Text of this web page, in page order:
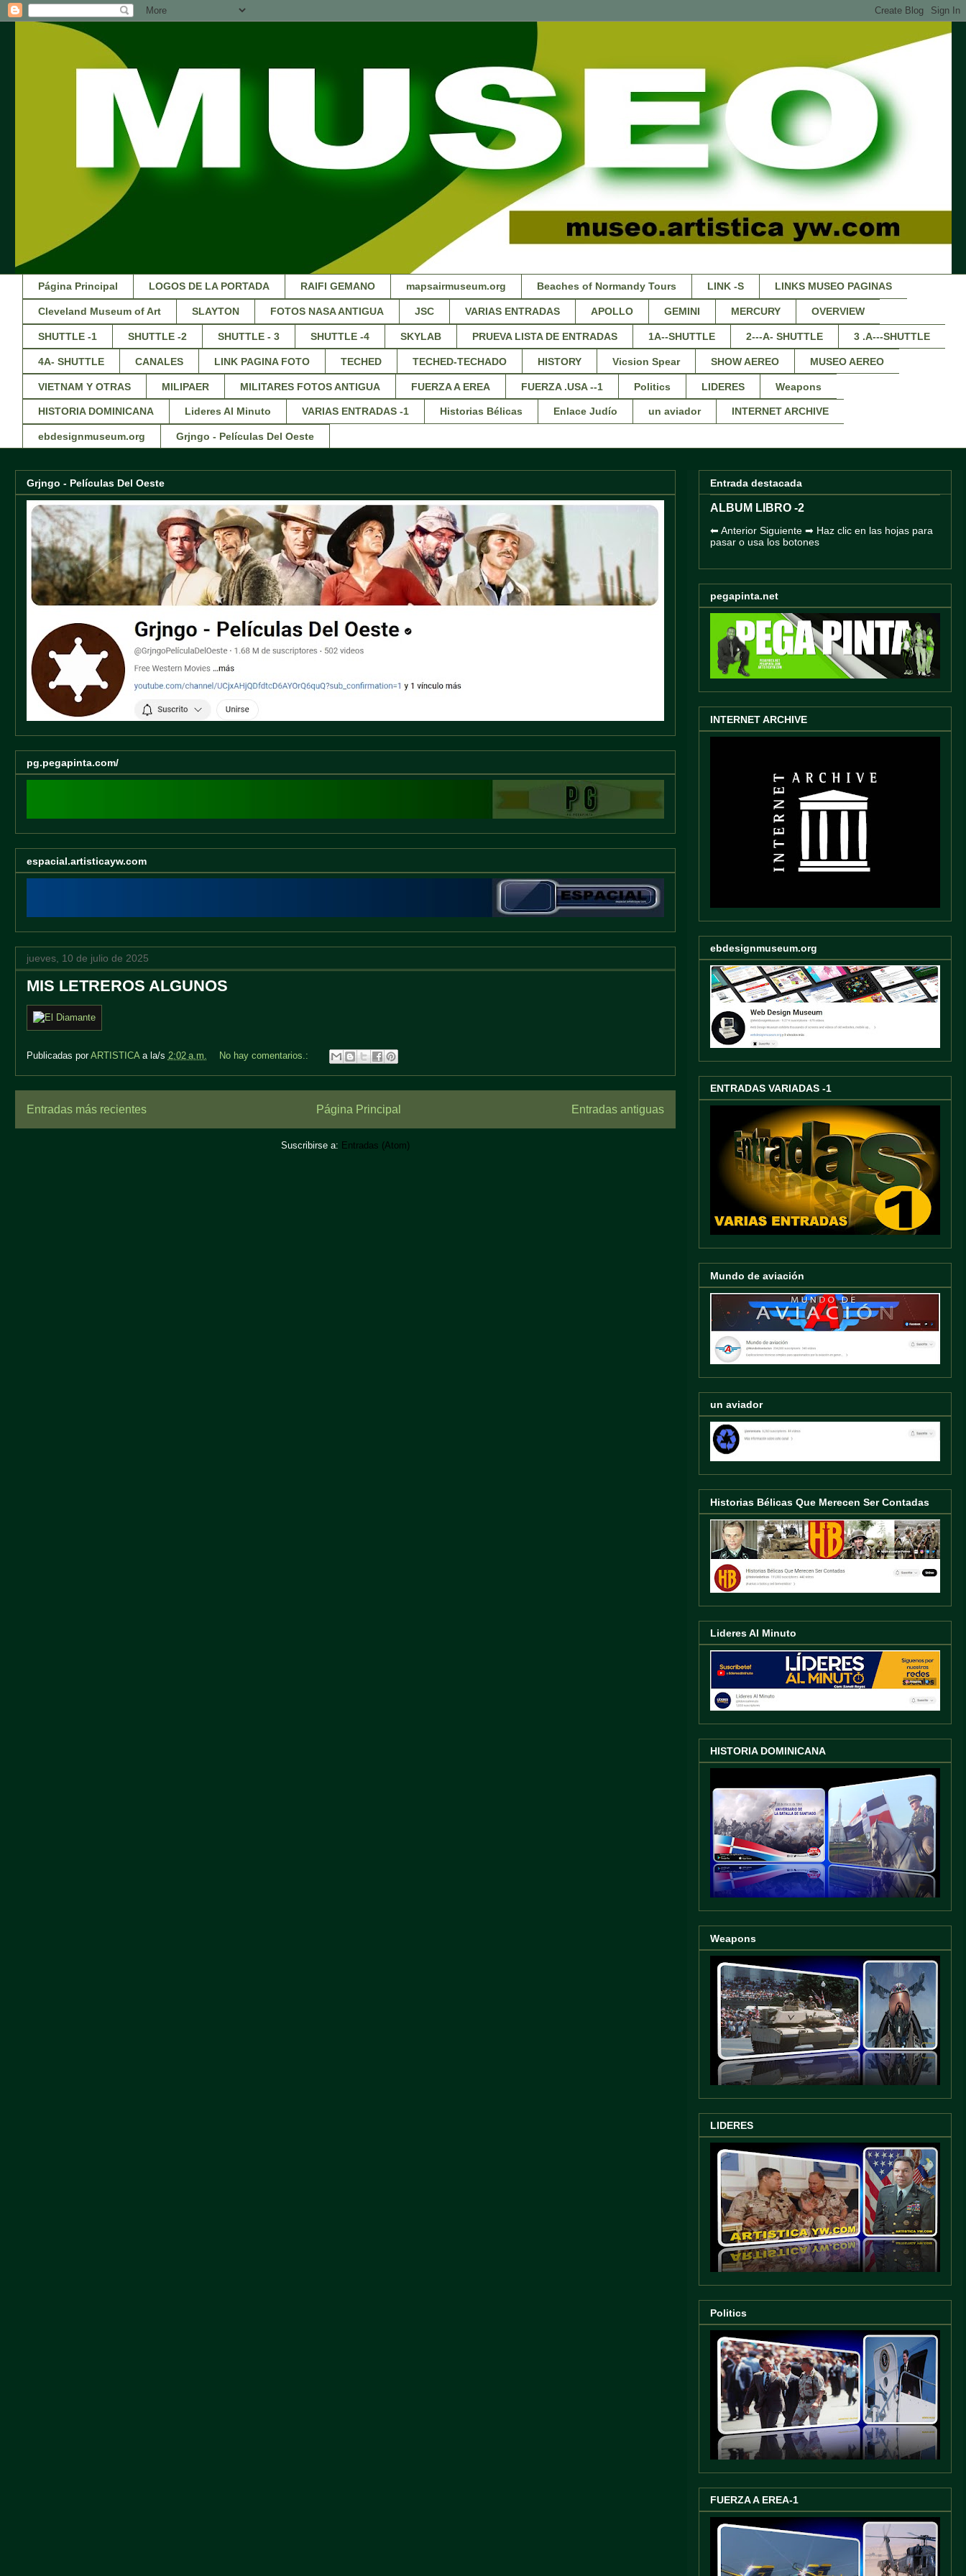
Página Principal LOGOS DE LA PORTADA RAIFI GEMANO mapsairmuseum.org Beaches of Normandy Tours LINK -S LINKS MUSEO PAGINAS
Cleveland Museum of Art SLAYTON FOTOS NASA ANTIGUA JSC VARIAS ENTRADAS APOLLO GEMINI MERCURY OVERVIEW
SHUTTLE -1 SHUTTLE -2 SHUTTLE - 3 SHUTTLE -4 SKYLAB PRUEVA LISTA DE ENTRADAS 1A--SHUTTLE 2---A- SHUTTLE 3 .A---SHUTTLE
4A- SHUTTLE CANALES LINK PAGINA FOTO TECHED TECHED-TECHADO HISTORY Vicsion Spear SHOW AEREO MUSEO AEREO
VIETNAM Y OTRAS MILIPAER MILITARES FOTOS ANTIGUA FUERZA A EREA FUERZA .USA --1 Politics LIDERES Weapons
HISTORIA DOMINICANA Lideres Al Minuto VARIAS ENTRADAS -1 Historias Bélicas Enlace Judío un aviador INTERNET ARCHIVE
ebdesignmuseum.org Grjngo - Películas Del Oeste
Grjngo - Películas Del Oeste
pg.pegapinta.com/
espacial.artisticayw.com
jueves, 10 de julio de 2025
MIS LETREROS ALGUNOS
Publicadas porARTISTICA a la/s 2:02 a.m. No hay comentarios.:
Entradas más recientes Entradas antiguas
Página Principal
Suscribirse a: Entradas (Atom)
Entrada destacada
ALBUM LIBRO -2
⬅ Anterior Siguiente ➡ Haz clic en las hojas para
pasar o usa los botones
pegapinta.net
INTERNET ARCHIVE
ebdesignmuseum.org
ENTRADAS VARIADAS -1
Mundo de aviación
un aviador
Historias Bélicas Que Merecen Ser Contadas
Lideres Al Minuto
HISTORIA DOMINICANA
Weapons
LIDERES
Politics
FUERZA A EREA-1